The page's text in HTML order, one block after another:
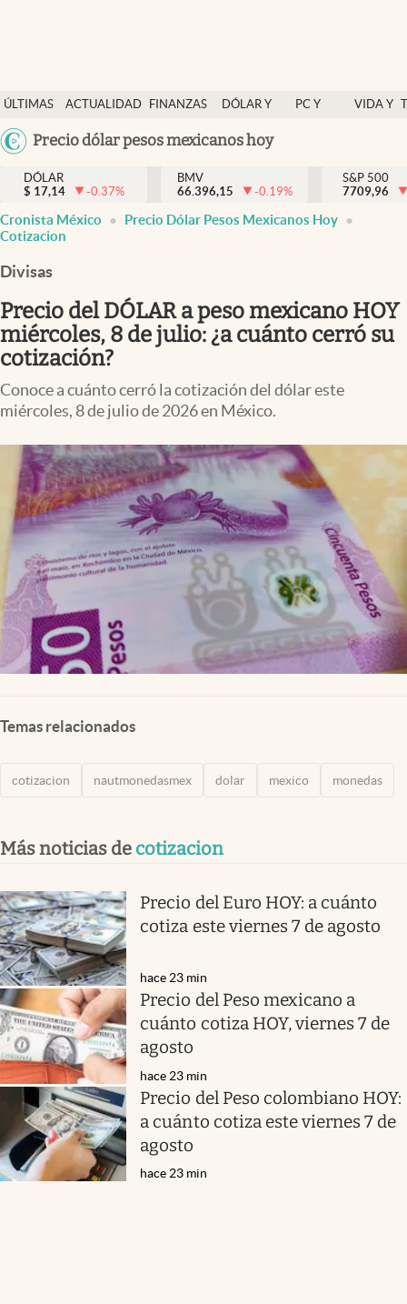
ÚLTIMAS
NOTICIAS
ACTUALIDAD
FINANZAS
DÓLAR Y
PC Y
VIDA Y
México
USA
Precio dólar pesos mexicanos hoy
Actualidad
Finanzas y economía
Dólar y mercados
Opinión
Brand Strategy
Pc y celular
Vida y estilo
Tv
Clima
Espiritualidad
Mediakit
abre en nueva pestaña
México
DÓLAR
$ 17,14 -0.37%
BMV
66.396,15
-0.19%
S&P 500
7709,96
Cronista México
Precio Dólar Pesos Mexicanos Hoy
Cotizacion
Divisas
Precio del DÓLAR a peso mexicano HOY
miércoles, 8 de julio: ¿a cuánto cerró su
cotización?
Conoce a cuánto cerró la cotización del dólar este
miércoles, 8 de julio de 2026 en México.
Temas relacionados
cotizacion nautmonedasmex dolar mexico monedas
Más noticias de cotizacion
Precio del Euro HOY: a cuánto
cotiza este viernes 7 de agosto
hace 23 min
Precio del Peso mexicano a
cuánto cotiza HOY, viernes 7 de
agosto
hace 23 min
Precio del Peso colombiano HOY:
a cuánto cotiza este viernes 7 de
agosto
hace 23 min